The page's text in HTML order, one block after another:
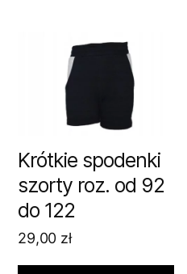
Krótkie spodenki
szorty roz. od 92
do 122
29,00 zł